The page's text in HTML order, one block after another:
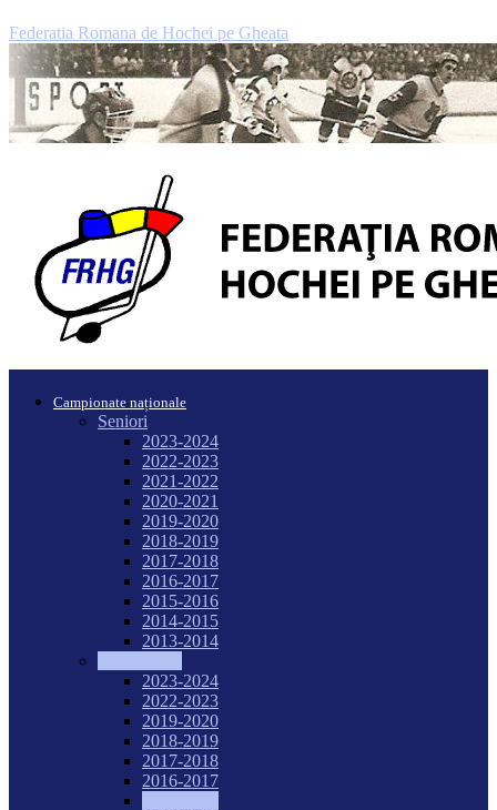
Federatia Romana de Hochei pe Gheata
Campionate naționale
Seniori
2023-2024
2022-2023
2021-2022
2020-2021
2019-2020
2018-2019
2017-2018
2016-2017
2015-2016
2014-2015
2013-2014
2023-2024
2022-2023
2019-2020
2018-2019
2017-2018
2016-2017